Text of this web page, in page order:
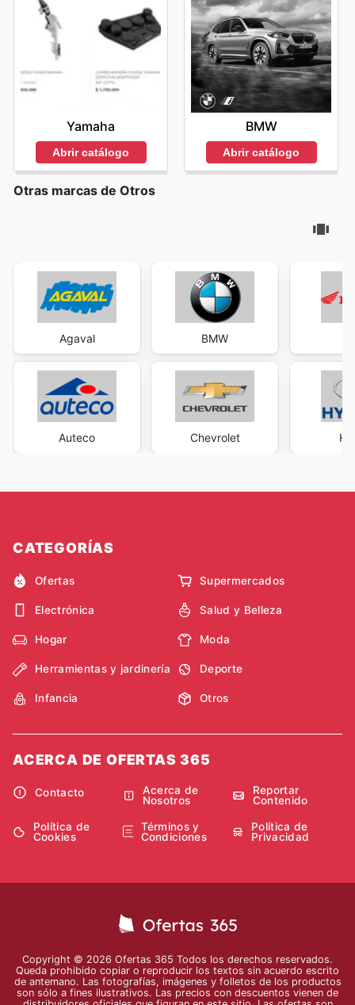
Yamaha
Abrir catálogo
BMW
Abrir catálogo
Otras marcas de Otros
Agaval
Auteco
BMW
Chevrolet
CATEGORÍAS
Ofertas Supermercados
Electrónica Salud y Belleza
Hogar Moda
Herramientas y jardinería Deporte
Infancia Otros
ACERCA DE OFERTAS 365
Contacto
Acerca de
Nosotros
Reportar
Contenido
Política de
Cookies
Términos y
Condiciones
Política de
Privacidad
Copyright © 2026 Ofertas 365 Todos los derechos reservados.
Queda prohibido copiar o reproducir los textos sin acuerdo escrito
de antemano. Las fotografías, imágenes y folletos de los productos
son sólo a fines ilustrativos. Las precios con descuentos vienen de